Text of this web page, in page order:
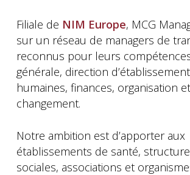
Filiale de NIM Europe, MCG
sur un réseau de managers de
reconnus pour leurs
générale, direction
humaines, finances, organisation
changement.
Notre ambition est d’apporter aux
établissements de santé,
sociales, associations et